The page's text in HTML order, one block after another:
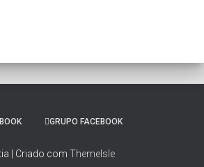
GRUPO FACEBOOK
| Criado com ThemeIsle